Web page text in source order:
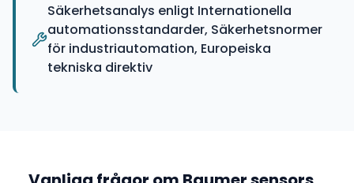
Säkerhetsanalys enligt Internationella
automationsstandarder, Säkerhetsnormer
för industriautomation, Europeiska
tekniska direktiv